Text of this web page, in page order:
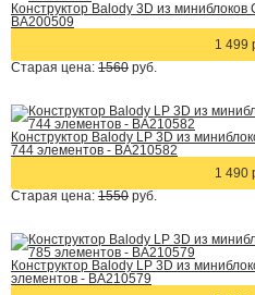
Конструктор Balody 3D из
BA200509
1 499
Старая цена: 1560 руб.
Конструктор Balody LP 3D из
744 элементов - BA210582
1 490
Старая цена: 1550 руб.
Конструктор Balody LP 3D из
элементов - BA210579